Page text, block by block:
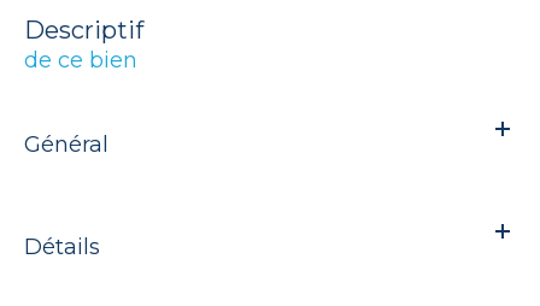
descriptif
de ce bien
Général
Détails